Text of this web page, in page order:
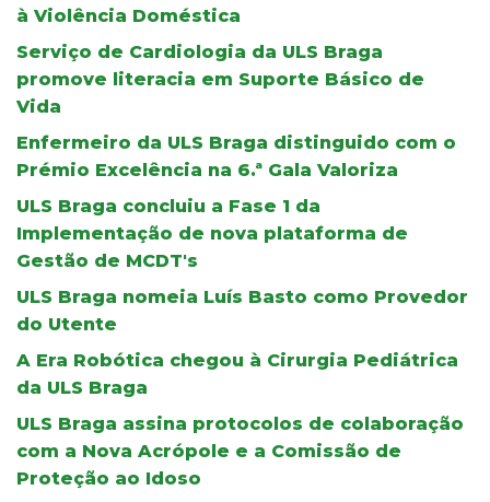
à Violência Doméstica
Serviço de Cardiologia da ULS Braga
promove literacia em Suporte Básico de
Vida
Enfermeiro da ULS Braga distinguido com o
Prémio Excelência na 6.ª Gala Valoriza
ULS Braga concluiu a Fase 1 da
Implementação de nova plataforma de
Gestão de MCDT's
ULS Braga nomeia Luís Basto como Provedor
do Utente
A Era Robótica chegou à Cirurgia Pediátrica
da ULS Braga
ULS Braga assina protocolos de colaboração
com a Nova Acrópole e a Comissão de
Proteção ao Idoso